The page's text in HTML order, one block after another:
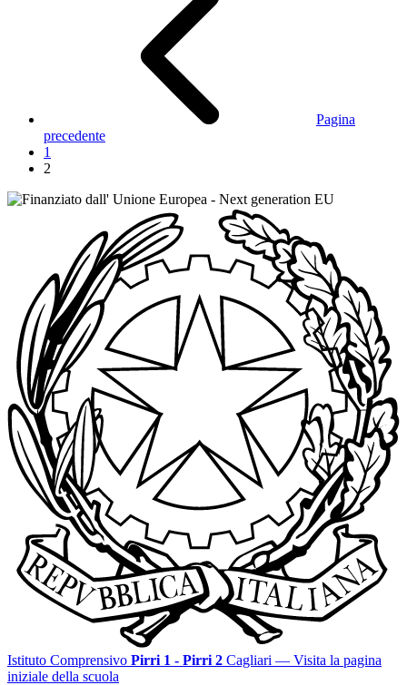
Pagina
precedente
1
2
Istituto Comprensivo Pirri 1 - Pirri 2 Cagliari — Visita la pagina
iniziale della scuola